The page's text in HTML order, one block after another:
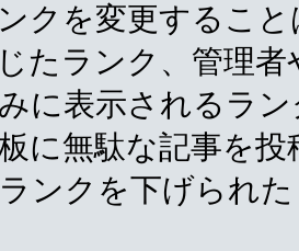
クを変更するこ
たランク、管理
に表示されるラ
に無駄な記事を
ンクを下げられ